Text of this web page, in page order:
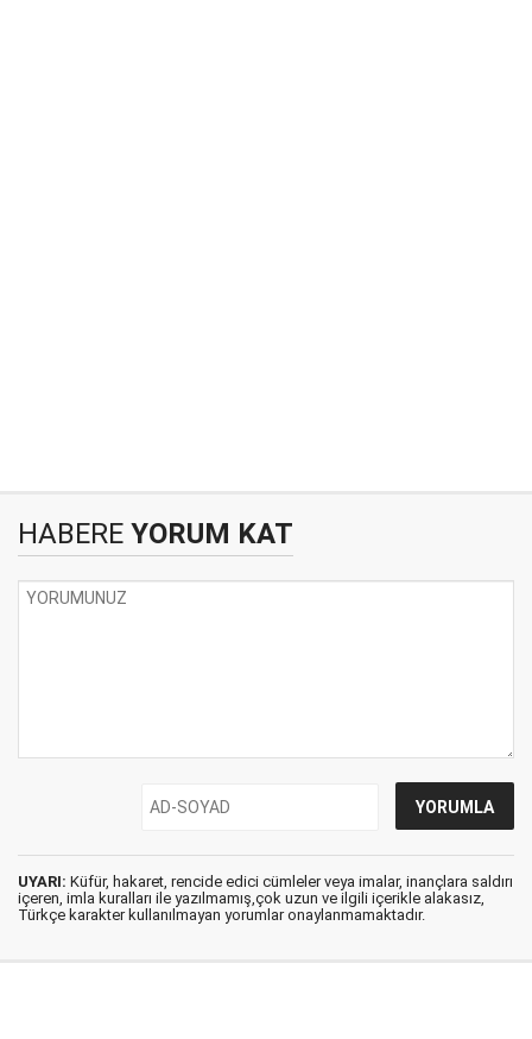
HABERE YORUM KAT
UYARI: Küfür, hakaret, rencide edici cümleler veya imalar, inançlara saldırı
içeren, imla kuralları ile yazılmamış,çok uzun ve ilgili içerikle alakasız,
Türkçe karakter kullanılmayan yorumlar onaylanmamaktadır.